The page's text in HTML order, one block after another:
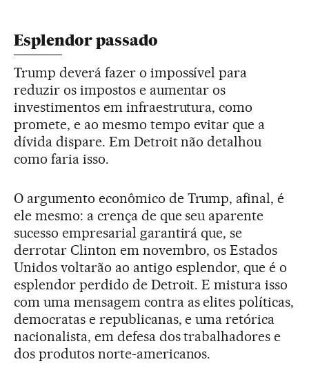
Esplendor passado
Trump deverá fazer o impossível para
reduzir os impostos e aumentar os
investimentos em infraestrutura, como
promete, e ao mesmo tempo evitar que a
dívida dispare. Em Detroit não detalhou
como faria isso.
O argumento econômico de Trump, afinal, é
ele mesmo: a crença de que seu aparente
sucesso empresarial garantirá que, se
derrotar Clinton em novembro, os Estados
Unidos voltarão ao antigo esplendor, que é o
esplendor perdido de Detroit. E mistura isso
com uma mensagem contra as elites políticas,
democratas e republicanas, e uma retórica
nacionalista, em defesa dos trabalhadores e
dos produtos norte-americanos.